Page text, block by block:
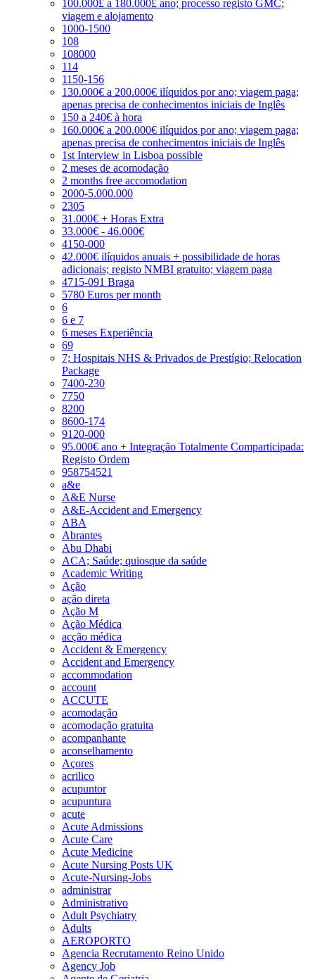
100.000£ a 180.000£ ano; processo registo GMC;
viagem e alojamento
1000-1500
108
108000
114
1150-156
130.000€ a 200.000€ ilíquidos por ano; viagem paga;
apenas precisa de conhecimentos iniciais de Inglês
150 a 240€ à hora
160.000€ a 200.000€ ilíquidos por ano; viagem paga;
apenas precisa de conhecimentos iniciais de Inglês
1st Interview in Lisboa possible
2 meses de acomodação
2 months free accomodation
2000-5.000.000
2305
31.000€ + Horas Extra
33.000€ - 46.000€
4150-000
42.000€ ilíquidos anuais + possibilidade de horas
adicionais; registo NMBI gratuito; viagem paga
4715-091 Braga
5780 Euros per month
6
6 e 7
6 meses Experiência
69
7; Hospitais NHS & Privados de Prestígio; Relocation
Package
7400-230
7750
8200
8600-174
9120-000
95.000€ ano + Integração Totalmente Comparticipada:
Registo Ordem
958754521
a&e
A&E Nurse
A&E-Accident and Emergency
ABA
Abrantes
Abu Dhabi
ACA; Saúde; quiosque da saúde
Academic Writing
Ação
ação direta
Ação M
Ação Médica
acção médica
Accident & Emergency
Accident and Emergency
accommodation
account
ACCUTE
acomodação
acomodação gratuita
acompanhante
aconselhamento
Açores
acrilico
acupuntor
acupuntura
acute
Acute Admissions
Acute Care
Acute Medicine
Acute Nursing Posts UK
Acute-Nursing-Jobs
administrar
Administrativo
Adult Psychiatry
Adults
AEROPORTO
Agencia Recrutamento Reino Unido
Agency Job